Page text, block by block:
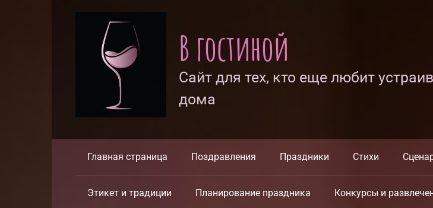
В гостиной
Сайт для тех, кто еще любит
дома
Главная страница Поздравления Праздники Стихи
Этикет и традиции Планирование праздника Конкурсы и